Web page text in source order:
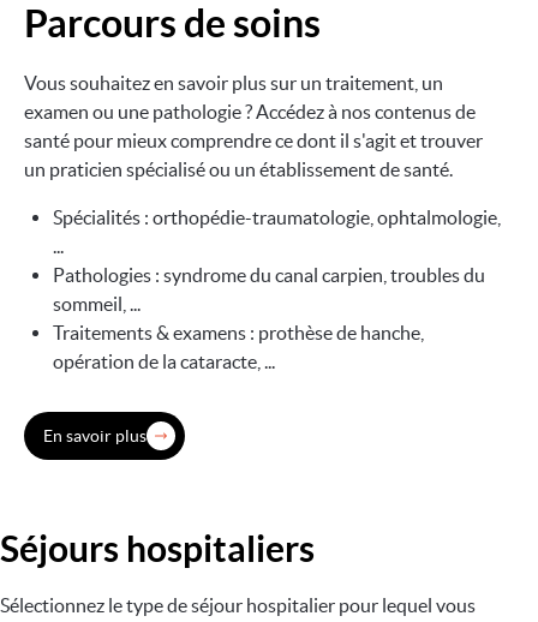
Image
Parcours de soins
Vous souhaitez en savoir plus sur un traitement, un
examen ou une pathologie ? Accédez à nos contenus de
santé pour mieux comprendre ce dont il s'agit et trouver
un praticien spécialisé ou un établissement de santé.
Spécialités : orthopédie-traumatologie, ophtalmologie,
...
Pathologies : syndrome du canal carpien, troubles du
sommeil, ...
Traitements & examens : prothèse de hanche,
opération de la cataracte, ...
En savoir plus
Séjours hospitaliers
Sélectionnez le type de séjour hospitalier pour lequel vous